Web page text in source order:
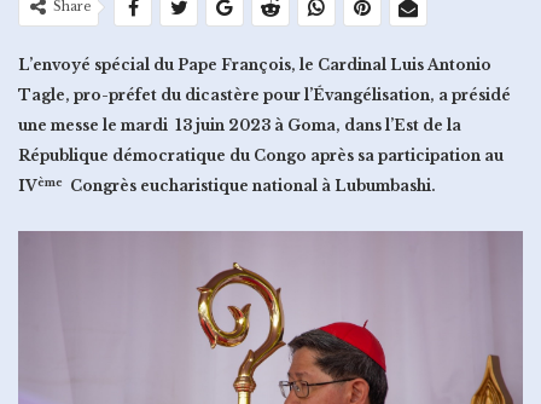
Share
L’envoyé spécial du Pape François, le Cardinal Luis Antonio
Tagle, pro-préfet du dicastère pour l’Évangélisation, a présidé
une messe le mardi 13 juin 2023 à Goma, dans l’Est de la
République démocratique du Congo après sa participation au
IVème Congrès eucharistique national à Lubumbashi.